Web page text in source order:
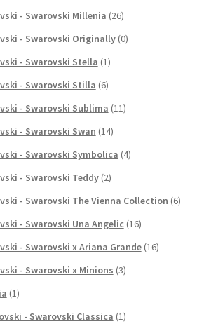
- Swarovski Millenia (26)
- Swarovski Originally (0)
- Swarovski Stella (1)
- Swarovski Stilla (6)
- Swarovski Sublima (11)
- Swarovski Swan (14)
- Swarovski Symbolica (4)
- Swarovski Teddy (2)
- Swarovski The Vienna Collection (6)
- Swarovski Una Angelic (16)
- Swarovski x Ariana Grande (16)
- Swarovski x Minions (3)
(1)
- Swarovski Classica (1)